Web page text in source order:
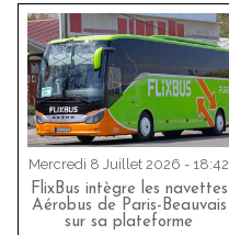
Mercredi 8 Juillet 2026 - 18:42
FlixBus intègre les navettes
Aérobus de Paris-Beauvais
sur sa plateforme